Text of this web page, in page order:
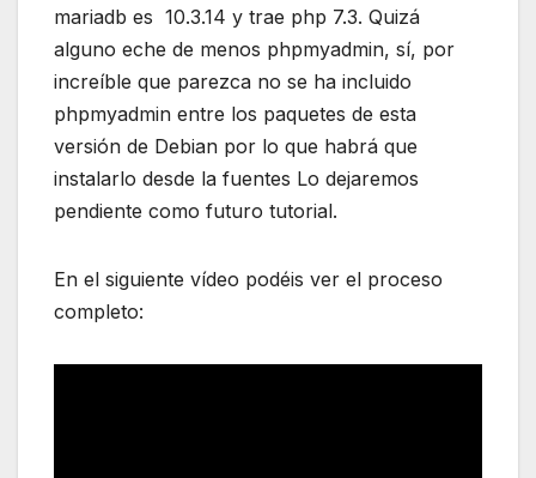
mariadb es 10.3.14 y trae php 7.3. Quizá
alguno eche de menos phpmyadmin, sí, por
increíble que parezca no se ha incluido
phpmyadmin entre los paquetes de esta
versión de Debian por lo que habrá que
instalarlo desde la fuentes Lo dejaremos
pendiente como futuro tutorial.
En el siguiente vídeo podéis ver el proceso
completo: